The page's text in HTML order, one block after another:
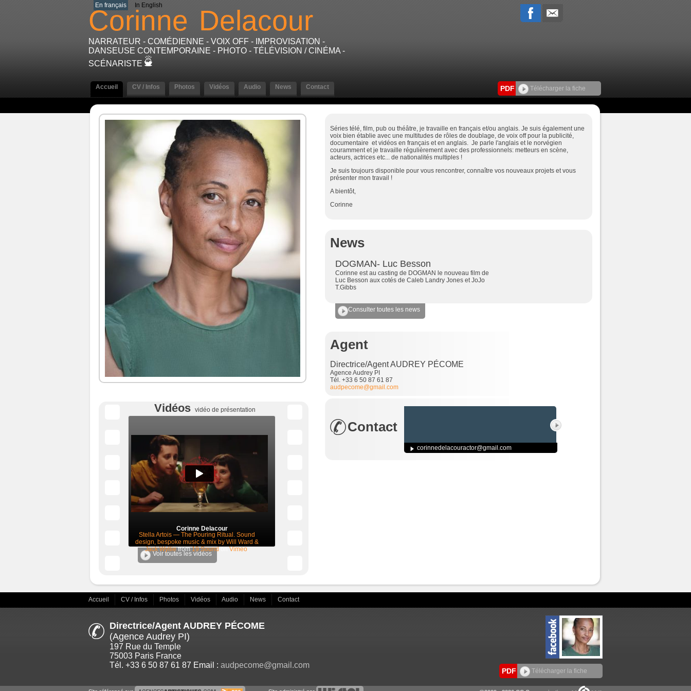
En français In English
Corinne Delacour
NARRATEUR - COMÉDIENNE - VOIX OFF - IMPROVISATION -
DANSEUSE CONTEMPORAINE - PHOTO - TÉLÉVISION / CINÉMA -
SCÉNARISTE
Accueil CV / Infos Photos Vidéos Audio News Contact PDF Télécharger la fiche
Vidéos vidéo de présentation
Stella Artois — The Pouring Ritual. Sound
design, bespoke music & mix by Will Ward &
Jack Wylliefrom19 Sound Vimeo
Corinne Delacour
Voir toutes les vidéos
Séries télé, film, pub ou théâtre, je travaille en français et/ou anglais. Je suis également une
voix bien établie avec une multitudes de rôles de doublage, de voix off pour la publicité,
documentaire et vidéos en français et en anglais. Je parle l'anglais et le norvégien
couramment et je travaille régulièrement avec des professionnels: metteurs en scène,
acteurs, actrices etc... de nationalités multiples !
Je suis toujours disponible pour vous rencontrer, connaître vos nouveaux projets et vous
présenter mon travail !
A bientôt,
Corinne
News
DOGMAN- Luc Besson
Corinne est au casting de DOGMAN le nouveau film de
Luc Besson aux cotés de Caleb Landry Jones et JoJo
T.Gibbs
Consulter toutes les news
Agent
Directrice/Agent AUDREY PÉCOME
Agence Audrey PI
Tél. +33 6 50 87 61 87
audpecome@gmail.com
Contact
corinnedelacouractor@gmail.com
Accueil CV / Infos Photos Vidéos Audio News Contact
Directrice/Agent AUDREY PÉCOME
(Agence Audrey PI)
197 Rue du Temple
75003 Paris France
Tél. +33 6 50 87 61 87 Email : audpecome@gmail.com
PDF Télécharger la fiche